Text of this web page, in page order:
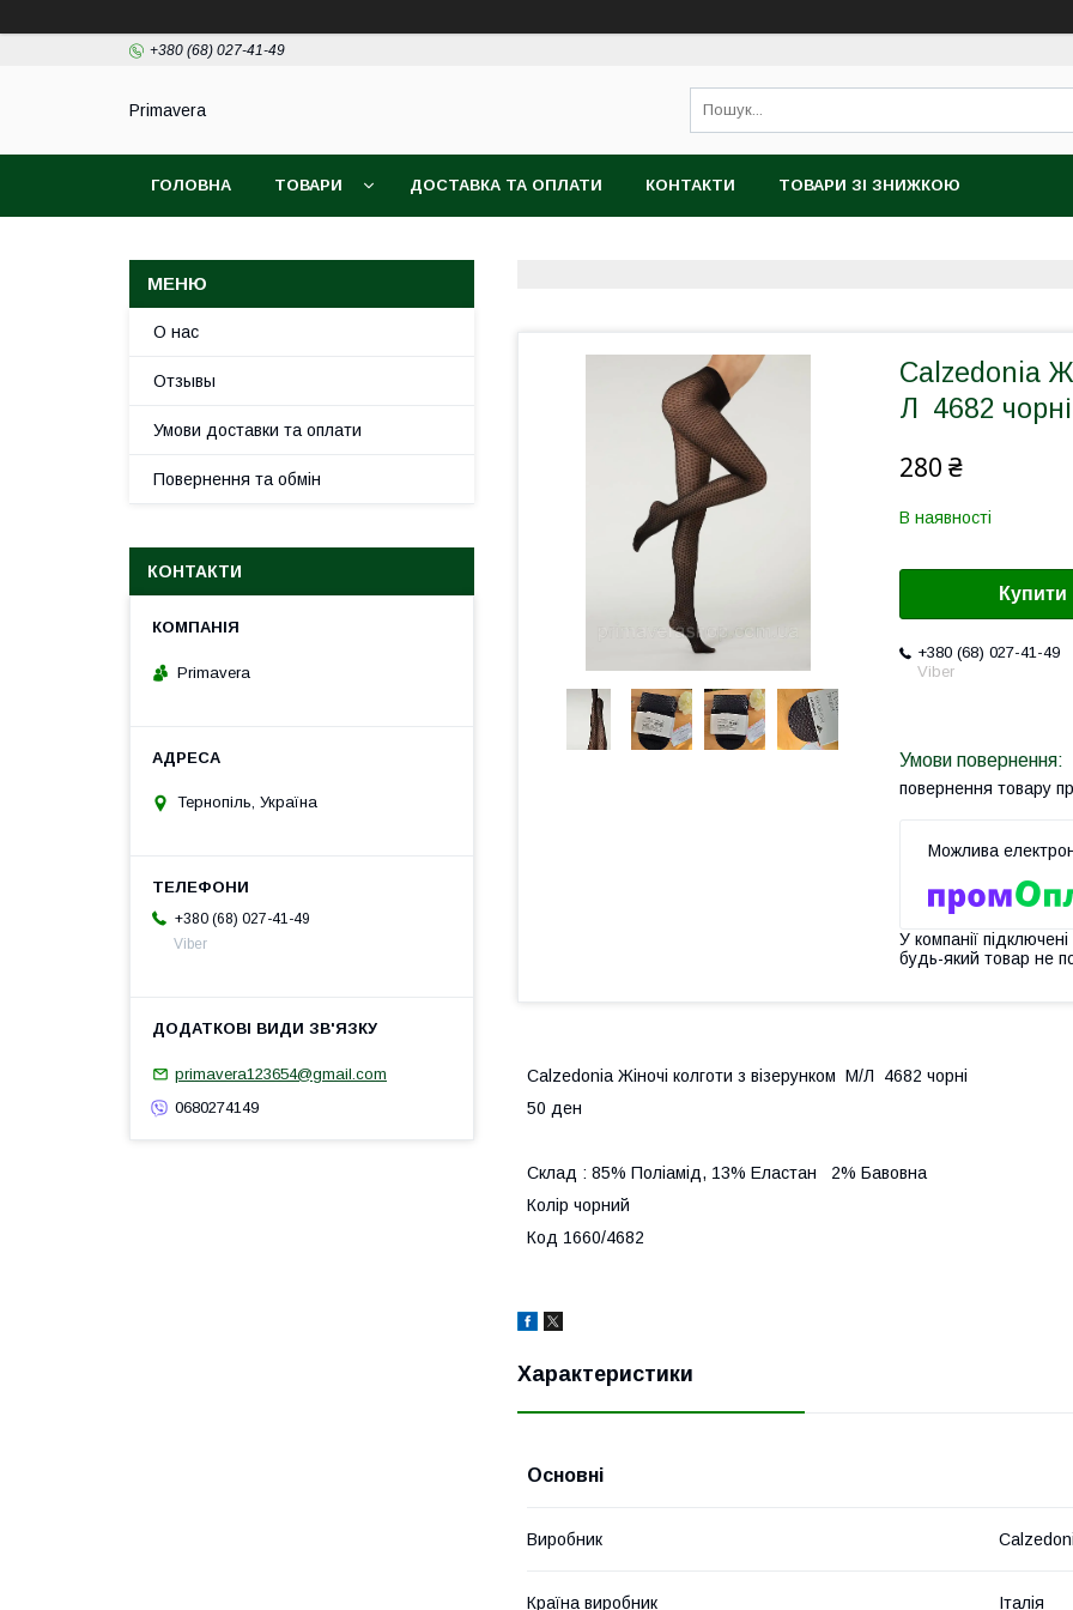
+380 (68) 027-41-49
Primavera
ГОЛОВНА ТОВАРИ ДОСТАВКА ТА ОПЛАТИ КОНТАКТИ ТОВАРИ ЗІ ЗНИЖКОЮ
Calzedonia
Л 4682 чорні
280 ₴
В наявності
Купити
+380 (68) 027-41-49
Viber
повернення товару
У компанії
будь-який товар не
Calzedonia Жіночі колготи з візерунком М/Л 4682 чорні
50 ден
Склад : 85% Поліамід, 13% Еластан 2% Бавовна
Колір чорний
Код 1660/4682
Характеристики
Основні
Виробник
Країна виробник Італія
О нас
Отзывы
Умови доставки та оплати
Повернення та обмін
КОНТАКТИ
Primavera
Тернопіль, Україна
+380 (68) 027-41-49
Viber
primavera123654@gmail.com
0680274149